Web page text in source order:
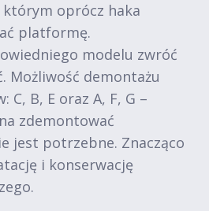
oprócz haka
platformę.
modelu zwróć
Możliwość demontażu
B, E oraz A, F, G –
zdemontować
jest potrzebne. Znacząco
i konserwację